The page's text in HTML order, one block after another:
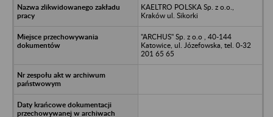
KAELTRO POLSKA Sp. z o.o.,
Kraków ul. Sikorki
"ARCHUS" Sp. z o.o , 40-144
Katowice, ul. Józefowska, tel. 0-32
201 65 65